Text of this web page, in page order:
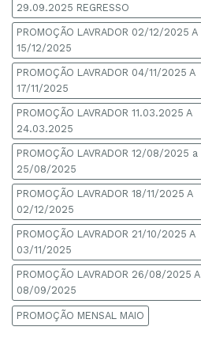
29.09.2025 REGRESSO
PROMOÇÃO LAVRADOR 02/12/2025 A
15/12/2025
PROMOÇÃO LAVRADOR 04/11/2025 A
17/11/2025
PROMOÇÃO LAVRADOR 11.03.2025 A
24.03.2025
PROMOÇÃO LAVRADOR 12/08/2025 a
25/08/2025
PROMOÇÃO LAVRADOR 18/11/2025 A
02/12/2025
PROMOÇÃO LAVRADOR 21/10/2025 A
03/11/2025
PROMOÇÃO LAVRADOR 26/08/2025 A
08/09/2025
PROMOÇÃO MENSAL MAIO